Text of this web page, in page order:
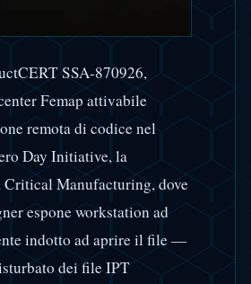
SSA-870926,
Femap attivabile
remota di codice nel
Day Initiative, la
Manufacturing, dove
espone workstation ad
indotto ad aprire il file —
dei file IPT